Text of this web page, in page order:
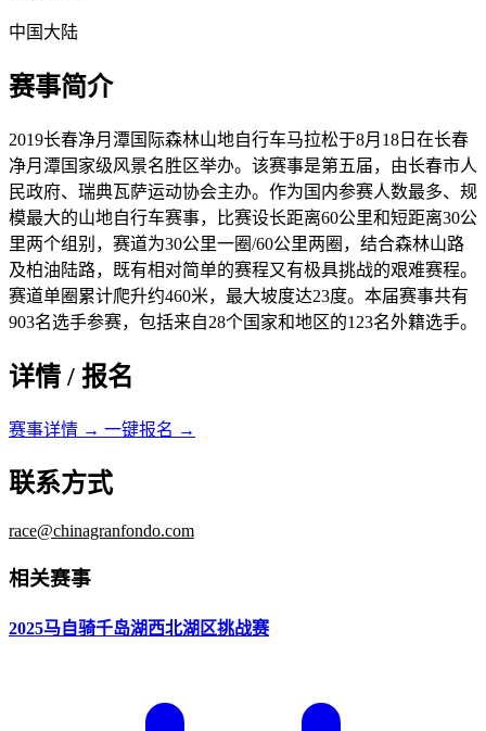
中国大陆
赛事简介
2019长春净月潭国际森林山地自行车马拉松于8月18日在长春
净月潭国家级风景名胜区举办。该赛事是第五届，由长春市人
民政府、瑞典瓦萨运动协会主办。作为国内参赛人数最多、规
模最大的山地自行车赛事，比赛设长距离60公里和短距离30公
里两个组别，赛道为30公里一圈/60公里两圈，结合森林山路
及柏油陆路，既有相对简单的赛程又有极具挑战的艰难赛程。
赛道单圈累计爬升约460米，最大坡度达23度。本届赛事共有
903名选手参赛，包括来自28个国家和地区的123名外籍选手。
详情 / 报名
赛事详情 → 一键报名 →
联系方式
race@chinagranfondo.com
相关赛事
2025马自骑千岛湖西北湖区挑战赛